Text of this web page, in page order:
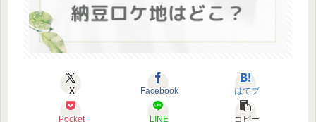
X Facebook はてブ
Pocket LINE コピー